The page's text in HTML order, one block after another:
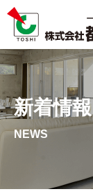
新着情報
NEWS